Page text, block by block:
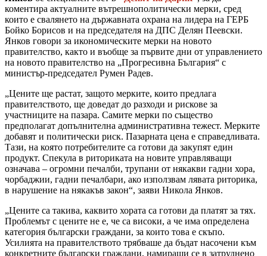
коментира актуалните вътрешнополитически мерки, сред
които е свалянето на държавната охрана на лидера на ГЕРБ
Бойко Борисов и на председателя на ДПС Делян Пеевски.
Янков говори за икономическите мерки на новото
правителство, както и въобще за първите дни от управлението
на новото правителство на „Прогресивна България“ с
министър-председател Румен Радев.
„Цените ще растат, защото мерките, които предлага
правителството, ще доведат до разходи и рискове за
участниците на пазара. Самите мерки по същество
предполагат допълнителна административна тежест. Мерките
добавят и политически риск. Пазарната цена е справедливата.
Тази, на която потребителите са готови да закупят един
продукт. Спекула в риториката на новите управляващи
означава – огромни печалби, трупани от някакви гадни хора,
чорбаджии, гадни печалбари, ако използвам лявата риторика,
в нарушение на някакъв закон“, заяви Никола Янков.
„Цените са такива, каквито хората са готови да платят за тях.
Проблемът с цените не е, че са високи, а че има определена
категория български граждани, за които това е скъпо.
Усилията на правителството трябваше да бъдат насочени към
конкретните български граждани, намиращи се в затруднено